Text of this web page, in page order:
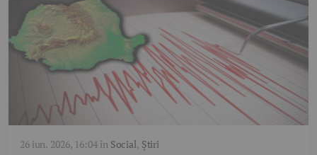
26 iun. 2026, 16:04în Social, Știri